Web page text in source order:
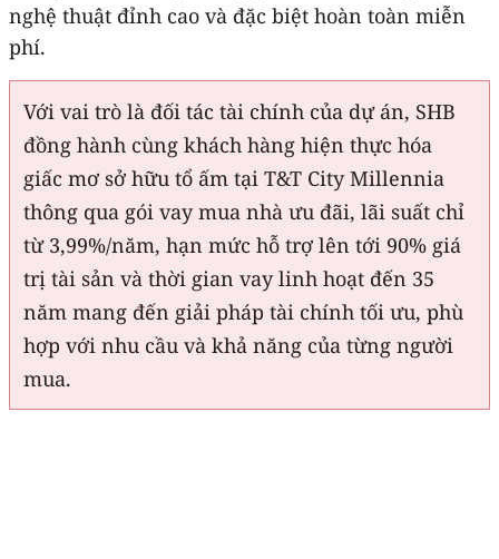
nghệ thuật đỉnh cao và đặc biệt hoàn toàn miễn
phí.
Với vai trò là đối tác tài chính của dự án, SHB
đồng hành cùng khách hàng hiện thực hóa
giấc mơ sở hữu tổ ấm tại T&T City Millennia
thông qua gói vay mua nhà ưu đãi, lãi suất chỉ
từ 3,99%/năm, hạn mức hỗ trợ lên tới 90% giá
trị tài sản và thời gian vay linh hoạt đến 35
năm mang đến giải pháp tài chính tối ưu, phù
hợp với nhu cầu và khả năng của từng người
mua.